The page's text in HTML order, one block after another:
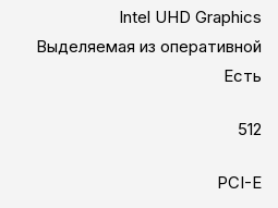
Intel UHD Graphics
Выделяемая из оперативной
Есть
512
PCI-E